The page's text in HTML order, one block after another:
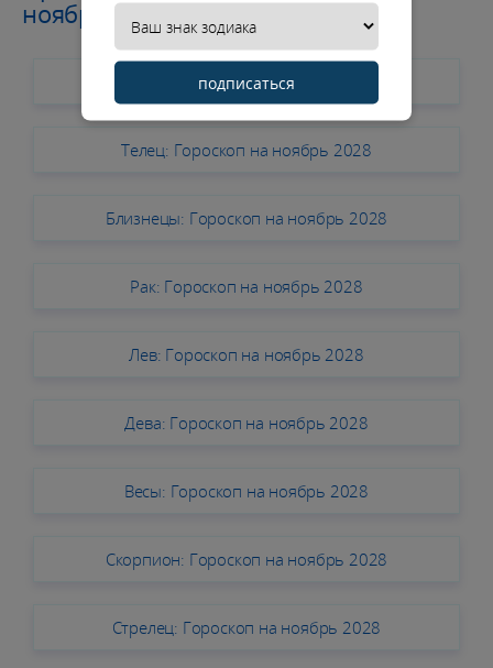
ноябрь 2028
Овен: Гороскоп на ноябрь 2028
Телец: Гороскоп на ноябрь 2028
Близнецы: Гороскоп на ноябрь 2028
Рак: Гороскоп на ноябрь 2028
Лев: Гороскоп на ноябрь 2028
Дева: Гороскоп на ноябрь 2028
Весы: Гороскоп на ноябрь 2028
Скорпион: Гороскоп на ноябрь 2028
Стрелец: Гороскоп на ноябрь 2028
подписаться